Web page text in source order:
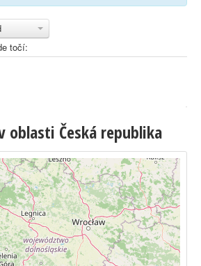
točí:
oblasti Česká republika